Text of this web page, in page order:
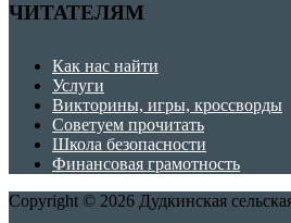
ЧИТАТЕЛЯМ
Как нас найти
Услуги
Викторины, игры, кроссворды
Советуем прочитать
Школа безопасности
Финансовая грамотность
Copyright © 2026 Дудкинская